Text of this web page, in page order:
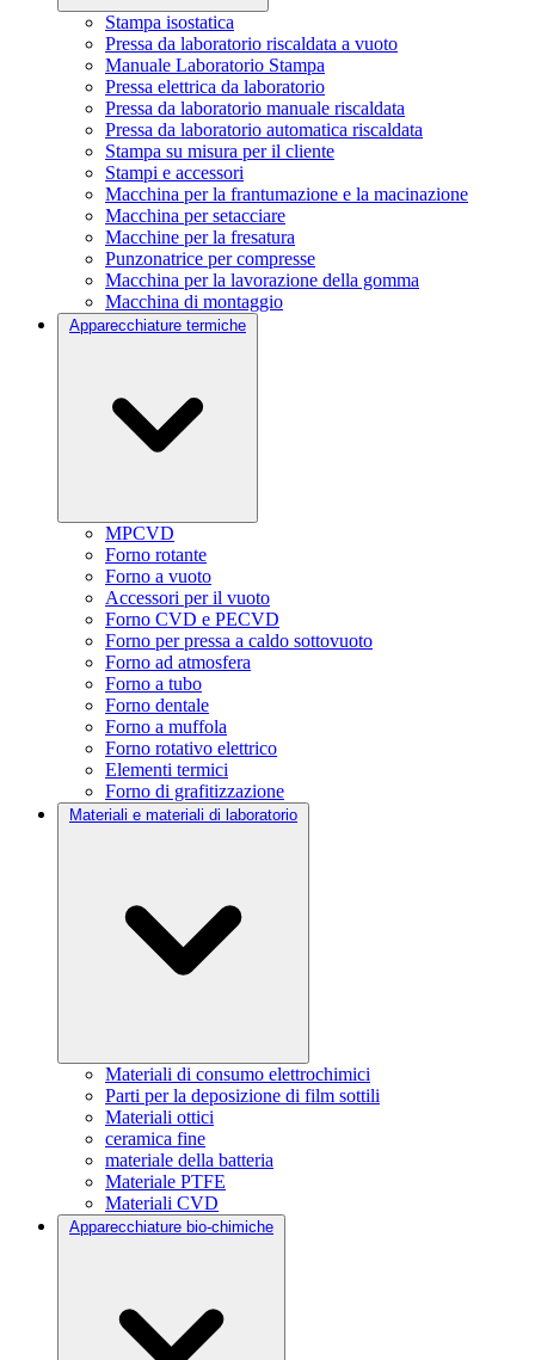
Stampa isostatica
Pressa da laboratorio riscaldata a vuoto
Manuale Laboratorio Stampa
Pressa elettrica da laboratorio
Pressa da laboratorio manuale riscaldata
Pressa da laboratorio automatica riscaldata
Stampa su misura per il cliente
Stampi e accessori
Macchina per la frantumazione e la macinazione
Macchina per setacciare
Macchine per la fresatura
Punzonatrice per compresse
Macchina per la lavorazione della gomma
Macchina di montaggio
Apparecchiature termiche
MPCVD
Forno rotante
Forno a vuoto
Accessori per il vuoto
Forno CVD e PECVD
Forno per pressa a caldo sottovuoto
Forno ad atmosfera
Forno a tubo
Forno dentale
Forno a muffola
Forno rotativo elettrico
Elementi termici
Forno di grafitizzazione
Materiali e materiali di laboratorio
Materiali di consumo elettrochimici
Parti per la deposizione di film sottili
Materiali ottici
ceramica fine
materiale della batteria
Materiale PTFE
Materiali CVD
Apparecchiature bio-chimiche